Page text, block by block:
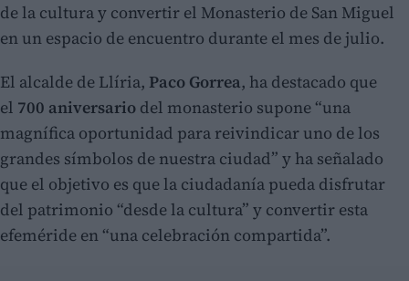
de la cultura y convertir el Monasterio de San Miguel
en un espacio de encuentro durante el mes de julio.
El alcalde de Llíria, Paco Gorrea, ha destacado que
el 700 aniversario del monasterio supone “una
magnífica oportunidad para reivindicar uno de los
grandes símbolos de nuestra ciudad” y ha señalado
que el objetivo es que la ciudadanía pueda disfrutar
del patrimonio “desde la cultura” y convertir esta
efeméride en “una celebración compartida”.